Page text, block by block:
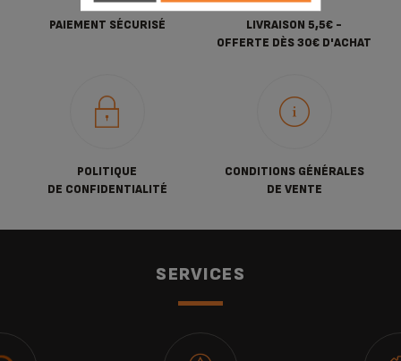
PAIEMENT SÉCURISÉ
LIVRAISON 5,5€ -
OFFERTE DÈS 30€ D'ACHAT
POLITIQUE
DE CONFIDENTIALITÉ
CONDITIONS GÉNÉRALES
DE VENTE
SERVICES